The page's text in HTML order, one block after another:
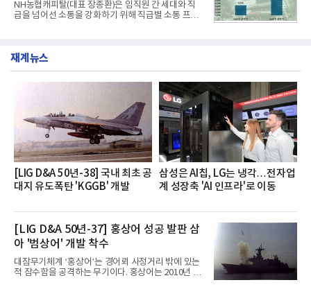
했다. 자극적이지 않으면서도 깊은 닭육수에 마늘의
개운한 풍미를 더했으며, 국물이 잘 배어들면서도 쫄
서도
NH농협캐피탈(대표 장종환)은 임직원 간 세대와 직
급을 넘어선 소통을 강화하기 위해 직급별 소통 프로
영지원부 홍보팀과 2026년 새로이(e)＊가 공동 주관
쳐 진행됐다.참고로 새로이(e)는 NH농협캐피탈 MZ
세대들로(과장~계장) 구성된 자율 참여조직으로, 조
직문화 혁신과 업무 효율성 향상을 위한 다양한 활동
을 추진하며,새로운 변화와 이로운 영향력을 조직전
반에 전파하는 역할
재계뉴스
[LIG D&A 50년-38] 국내 최초 공
대지 유도폭탄 'KGGB' 개발
삼성은 AI칩, LG는 냉각…전자업
계 성장축 'AI 인프라'로 이동
[LIG D&A 50년-37] 홍상어 성공 발판 삼
아 '범상어' 개발 착수
대잠무기체계 ‘홍상어’는 경어뢰 사정거리 밖에 있는
적 잠수함을 공격하는 무기이다. 홍상어는 2010년 넥